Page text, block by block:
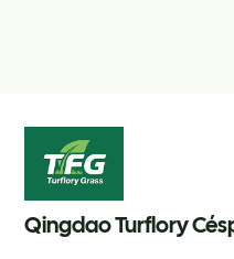
Qingdao Turflory